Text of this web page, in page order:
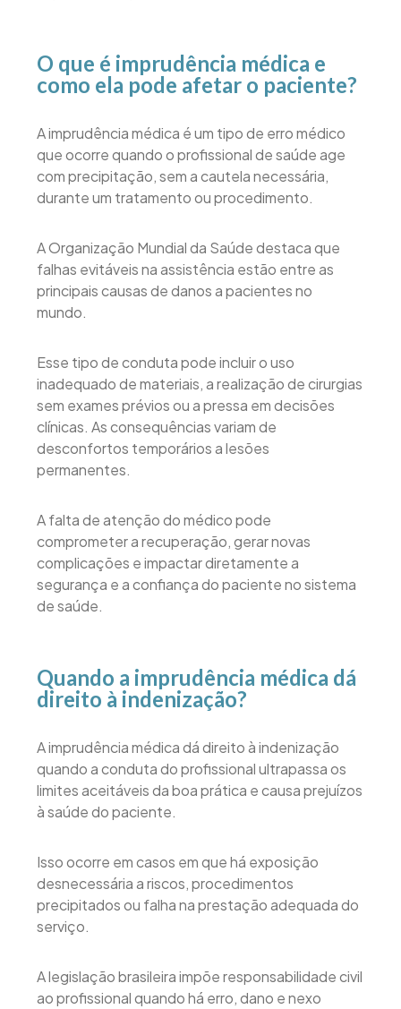
O que é imprudência médica e
como ela pode afetar o paciente?
A imprudência médica é um tipo de erro médico
que ocorre quando o profissional de saúde age
com precipitação, sem a cautela necessária,
durante um tratamento ou procedimento.
A Organização Mundial da Saúde destaca que
falhas evitáveis na assistência estão entre as
principais causas de danos a pacientes no
mundo.
Esse tipo de conduta pode incluir o uso
inadequado de materiais, a realização de cirurgias
sem exames prévios ou a pressa em decisões
clínicas. As consequências variam de
desconfortos temporários a lesões
permanentes.
A falta de atenção do médico pode
comprometer a recuperação, gerar novas
complicações e impactar diretamente a
segurança e a confiança do paciente no sistema
de saúde.
Quando a imprudência médica dá
direito à indenização?
A imprudência médica dá direito à indenização
quando a conduta do profissional ultrapassa os
limites aceitáveis da boa prática e causa prejuízos
à saúde do paciente.
Isso ocorre em casos em que há exposição
desnecessária a riscos, procedimentos
precipitados ou falha na prestação adequada do
serviço.
A legislação brasileira impõe responsabilidade civil
ao profissional quando há erro, dano e nexo